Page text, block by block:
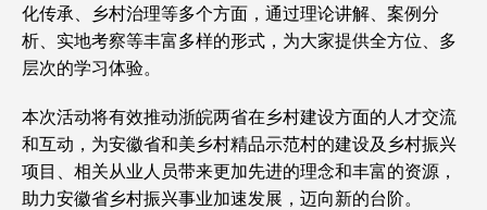
化传承、乡村治理等多个方面，通过理论讲解、案例分
析、实地考察等丰富多样的形式，为大家提供全方位、多
层次的学习体验。
本次活动将有效推动浙皖两省在乡村建设方面的人才交流
和互动，为安徽省和美乡村精品示范村的建设及乡村振兴
项目、相关从业人员带来更加先进的理念和丰富的资源，
助力安徽省乡村振兴事业加速发展，迈向新的台阶。